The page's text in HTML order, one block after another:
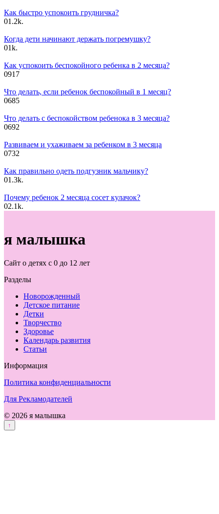
Как быстро успокоить грудничка?
01.2k.
Когда дети начинают держать погремушку?
01k.
Как успокоить беспокойного ребенка в 2 месяца?
0917
Что делать, если ребенок беспокойный в 1 месяц?
0685
Что делать с беспокойством ребенока в 3 месяца?
0692
Развиваем и ухаживаем за ребенком в 3 месяца
0732
Как правильно одеть подгузник мальчику?
01.3k.
Почему ребенок 2 месяца сосет кулачок?
02.1k.
я малышка
Сайт о детях с 0 до 12 лет
Разделы
Новорожденный
Детское питание
Детки
Творчество
Здоровье
Календарь развития
Статьи
Информация
Политика конфиденциальности
Для Рекламодателей
© 2026 я малышка